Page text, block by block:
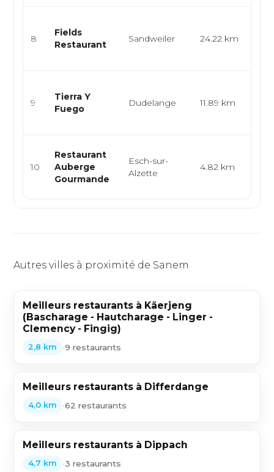
8
Fields
Restaurant
Sandweiler 24.22 km
9
Tierra Y
Fuego
Dudelange 11.89 km
10
Restaurant
Auberge
Gourmande
Esch-sur-
Alzette
4.82 km
Autres villes à proximité de Sanem
Meilleurs restaurants à Käerjeng
(Bascharage - Hautcharage - Linger -
Clemency - Fingig)
2,8 km •9 restaurants
Meilleurs restaurants à Differdange
4,0 km •62 restaurants
Meilleurs restaurants à Dippach
4,7 km •3 restaurants